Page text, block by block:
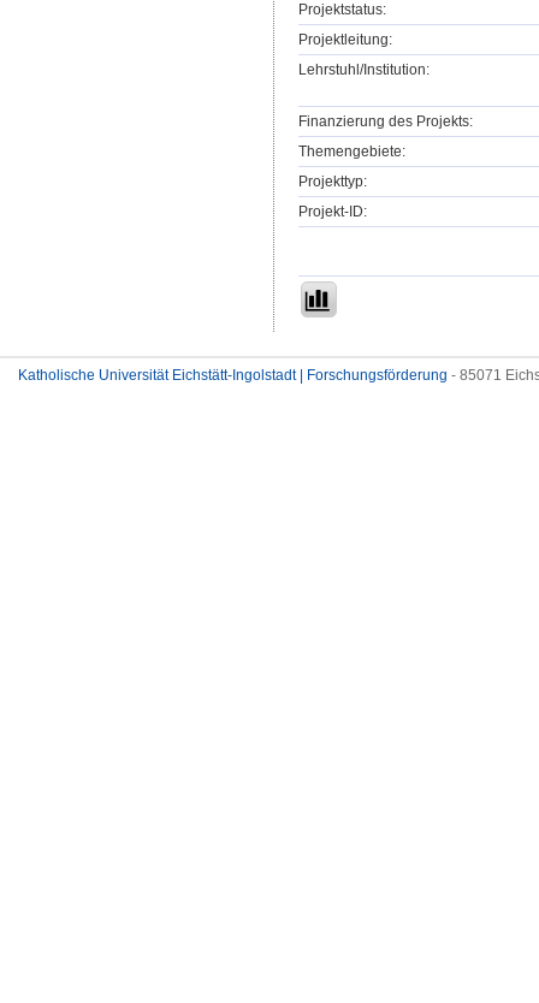
Projektstatus:
Projektleitung:
Lehrstuhl/Institution:
Finanzierung des Projekts:
Themengebiete:
Projekttyp:
Projekt-ID:
Katholische Universität Eichstätt-Ingolstadt | Forschungsförderung - 85071